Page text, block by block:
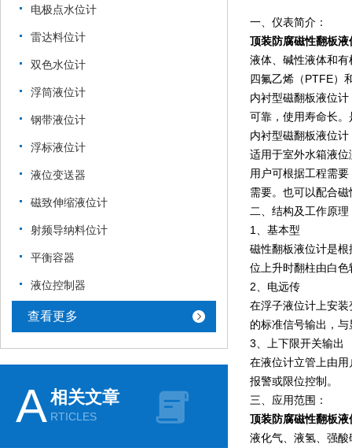
电极点水位计
雷达料位计
双色水位计
浮筒液位计
钢带液位计
浮标液位计
液位变送器
磁致伸缩液位计
射频导纳料位计
平衡容器
液位控制器
查看更多
A相关文章
RTICLES
一、仪表简介：
顶装防腐磁性翻板液
液体、碱性液体和
四氟乙烯（PTFE）
内衬型磁翻板液位
可靠，使用寿命长
内衬型磁翻板液位
适用于室外水箱液
用户可根据工程需
需要。也可以配合
二、结构及工作原理
1、基本型
磁性翻板液位计是
位上升时翻柱由白
2、电远传
在浮子液位计上安
的标准信号输出，
3、上下限开关输出
在液位计立管上由
报警或限位控制。
三、应用范围：
顶装防腐磁性翻板液
液化气、液氢、强